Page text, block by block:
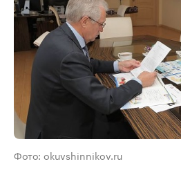
Фото: okuvshinnikov.ru